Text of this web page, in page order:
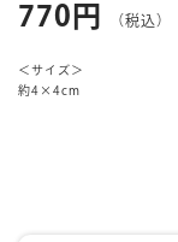
770円 （税込）
＜サイズ＞
約4×4cm